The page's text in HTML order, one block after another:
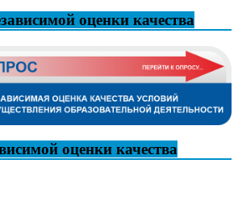
оценки качества
оценки качества